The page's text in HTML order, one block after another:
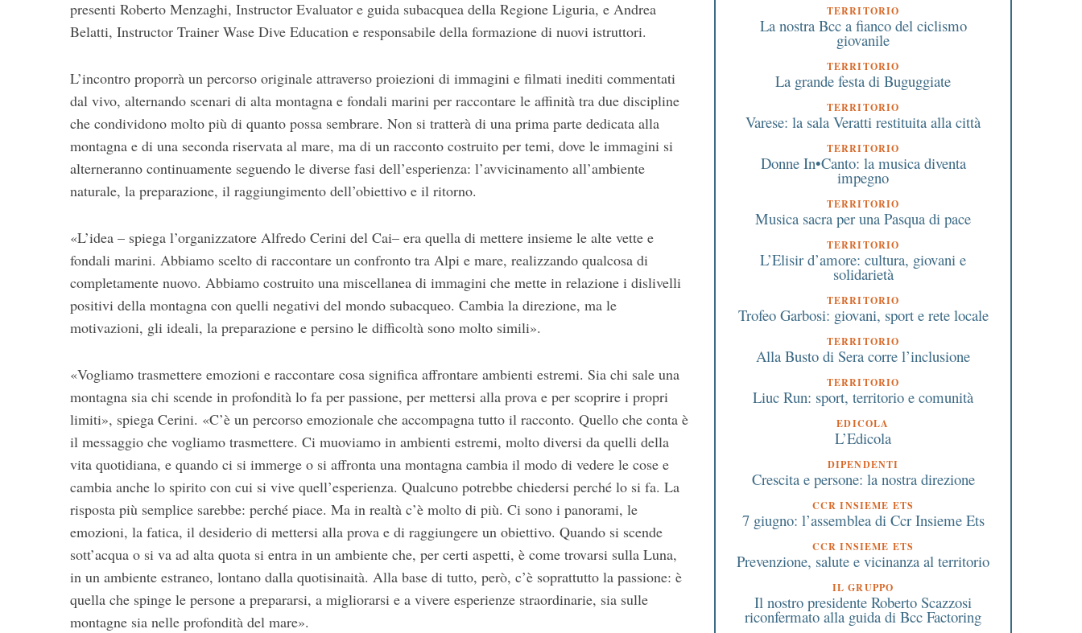
presenti Roberto Menzaghi, Instructor Evaluator e guida subacquea della Regione Liguria, e Andrea
Belatti, Instructor Trainer Wase Dive Education e responsabile della formazione di nuovi istruttori.
L’incontro proporrà un percorso originale attraverso proiezioni di immagini e filmati inediti commentati
dal vivo, alternando scenari di alta montagna e fondali marini per raccontare le affinità tra due discipline
che condividono molto più di quanto possa sembrare. Non si tratterà di una prima parte dedicata alla
montagna e di una seconda riservata al mare, ma di un racconto costruito per temi, dove le immagini si
alterneranno continuamente seguendo le diverse fasi dell’esperienza: l’avvicinamento all’ambiente
naturale, la preparazione, il raggiungimento dell’obiettivo e il ritorno.
«L’idea – spiega l’organizzatore Alfredo Cerini del Cai– era quella di mettere insieme le alte vette e
fondali marini. Abbiamo scelto di raccontare un confronto tra Alpi e mare, realizzando qualcosa di
completamente nuovo. Abbiamo costruito una miscellanea di immagini che mette in relazione i dislivelli
positivi della montagna con quelli negativi del mondo subacqueo. Cambia la direzione, ma le
motivazioni, gli ideali, la preparazione e persino le difficoltà sono molto simili».
«Vogliamo trasmettere emozioni e raccontare cosa significa affrontare ambienti estremi. Sia chi sale una
montagna sia chi scende in profondità lo fa per passione, per mettersi alla prova e per scoprire i propri
limiti», spiega Cerini. «C’è un percorso emozionale che accompagna tutto il racconto. Quello che conta è
il messaggio che vogliamo trasmettere. Ci muoviamo in ambienti estremi, molto diversi da quelli della
vita quotidiana, e quando ci si immerge o si affronta una montagna cambia il modo di vedere le cose e
cambia anche lo spirito con cui si vive quell’esperienza. Qualcuno potrebbe chiedersi perché lo si fa. La
risposta più semplice sarebbe: perché piace. Ma in realtà c’è molto di più. Ci sono i panorami, le
emozioni, la fatica, il desiderio di mettersi alla prova e di raggiungere un obiettivo. Quando si scende
sott’acqua o si va ad alta quota si entra in un ambiente che, per certi aspetti, è come trovarsi sulla Luna,
in un ambiente estraneo, lontano dalla quotisinaità. Alla base di tutto, però, c’è soprattutto la passione: è
quella che spinge le persone a prepararsi, a migliorarsi e a vivere esperienze straordinarie, sia sulle
montagne sia nelle profondità del mare».
TERRITORIO
La nostra Bcc a fianco del ciclismo
giovanile
TERRITORIO
La grande festa di Buguggiate
TERRITORIO
Varese: la sala Veratti restituita alla città
TERRITORIO
Donne In•Canto: la musica diventa
impegno
TERRITORIO
Musica sacra per una Pasqua di pace
TERRITORIO
L’Elisir d’amore: cultura, giovani e
solidarietà
TERRITORIO
Trofeo Garbosi: giovani, sport e rete locale
TERRITORIO
Alla Busto di Sera corre l’inclusione
TERRITORIO
Liuc Run: sport, territorio e comunità
EDICOLA
L’Edicola
DIPENDENTI
Crescita e persone: la nostra direzione
CCR INSIEME ETS
7 giugno: l’assemblea di Ccr Insieme Ets
CCR INSIEME ETS
Prevenzione, salute e vicinanza al territorio
IL GRUPPO
Il nostro presidente Roberto Scazzosi
riconfermato alla guida di Bcc Factoring
h
f
: